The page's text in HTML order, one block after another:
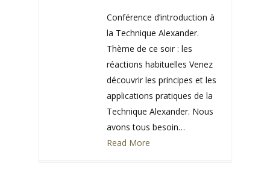
Conférence d’introduction à
la Technique Alexander.
Thème de ce soir : les
réactions habituelles Venez
découvrir les principes et les
applications pratiques de la
Technique Alexander. Nous
avons tous besoin…
Read More